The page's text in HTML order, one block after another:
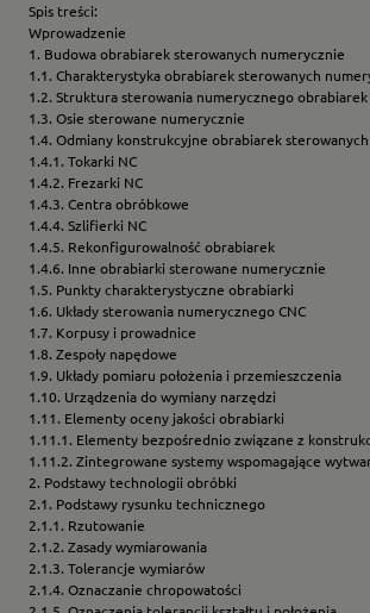
Spis treści:
Wprowadzenie
1. Budowa obrabiarek sterowanych numerycznie
1.1. Charakterystyka obrabiarek sterowanych
1.2. Struktura sterowania numerycznego obrabiarek
1.3. Osie sterowane numerycznie
1.4. Odmiany konstrukcyjne obrabiarek
1.4.1. Tokarki NC
1.4.2. Frezarki NC
1.4.3. Centra obróbkowe
1.4.4. Szlifierki NC
1.4.5. Rekonfigurowalność obrabiarek
1.4.6. Inne obrabiarki sterowane numerycznie
1.5. Punkty charakterystyczne obrabiarki
1.6. Układy sterowania numerycznego CNC
1.7. Korpusy i prowadnice
1.8. Zespoły napędowe
1.9. Układy pomiaru położenia i przemieszczenia
1.10. Urządzenia do wymiany narzędzi
1.11. Elementy oceny jakości obrabiarki
1.11.1. Elementy bezpośrednio związane z
1.11.2. Zintegrowane systemy wspomagające
2. Podstawy technologii obróbki
2.1. Podstawy rysunku technicznego
2.1.1. Rzutowanie
2.1.2. Zasady wymiarowania
2.1.3. Tolerancje wymiarów
2.1.4. Oznaczanie chropowatości